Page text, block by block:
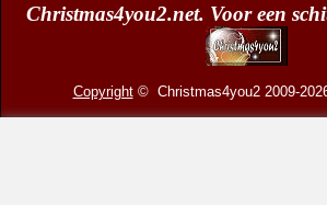
Christmas4you2.net. Voor een
Copyright© Christmas4you2 2009-